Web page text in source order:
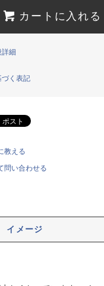
カートに入れる
詳細
づく表記
教える
問い合わせる
イメージ